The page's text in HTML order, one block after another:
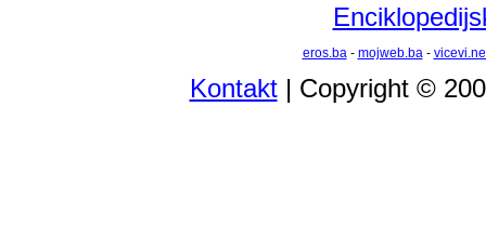
eros.ba- mojweb.ba-
Kontakt| Copyright ©